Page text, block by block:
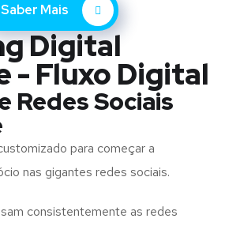
Saber Mais
Digital
- Fluxo Digital
Redes Sociais
para começar a
nas gigantes redes sociais.
consistentemente as redes